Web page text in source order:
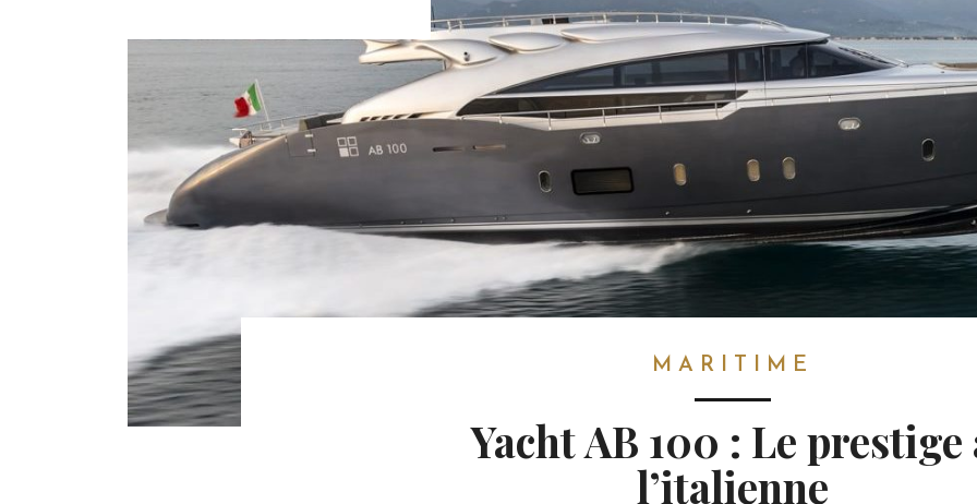
MARITIME
Yacht AB 100 : Le prestige
l’italienne